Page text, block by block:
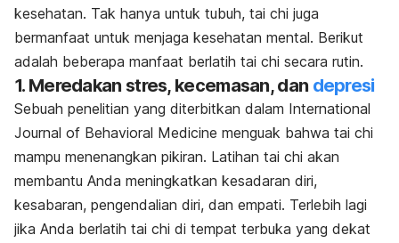
kesehatan. Tak hanya untuk tubuh, tai chi juga
bermanfaat untuk menjaga kesehatan mental. Berikut
adalah beberapa manfaat berlatih tai chi secara rutin.
1. Meredakan stres, kecemasan, dan depresi
Sebuah penelitian yang diterbitkan dalam International
Journal of Behavioral Medicine menguak bahwa tai chi
mampu menenangkan pikiran. Latihan tai chi akan
membantu Anda meningkatkan kesadaran diri,
kesabaran, pengendalian diri, dan empati. Terlebih lagi
jika Anda berlatih tai chi di tempat terbuka yang dekat